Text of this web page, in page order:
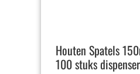
Houten Spatels
100 stuks dispenser